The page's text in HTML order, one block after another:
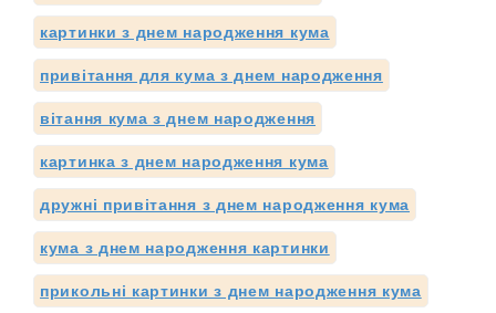
картинки з днем народження кума
привітання для кума з днем народження
вітання кума з днем народження
картинка з днем народження кума
дружні привітання з днем народження кума
кума з днем народження картинки
прикольні картинки з днем народження кума